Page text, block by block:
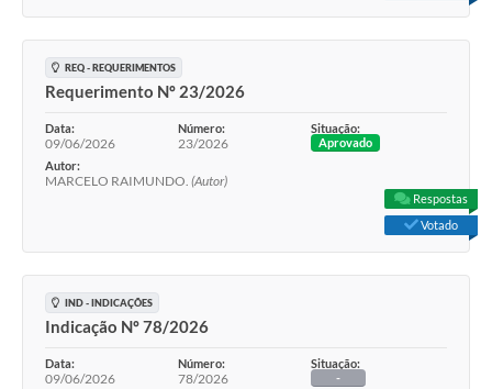
REQ - REQUERIMENTOS
Requerimento Nº 23/2026
Data:
09/06/2026
Número:
23/2026
Situação:
Aprovado
Autor:
MARCELO RAIMUNDO. (Autor)
Respostas
Votado
IND - INDICAÇÕES
Indicação Nº 78/2026
Data:
09/06/2026
Número:
78/2026
Situação:
-